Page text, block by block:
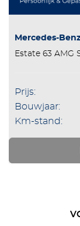
Mercedes-
Estate 63 AMG
Prijs:
Bouwjaar:
Km-stand: